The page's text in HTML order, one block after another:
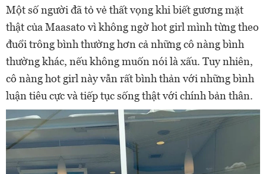
Một số người đã tỏ vẻ thất vọng khi biết gương mặt
thật của Maasato vì không ngờ hot girl mình từng theo
đuổi trông bình thường hơn cả những cô nàng bình
thường khác, nếu không muốn nói là xấu. Tuy nhiên,
cô nàng hot girl này vẫn rất bình thản với những bình
luận tiêu cực và tiếp tục sống thật với chính bản thân.